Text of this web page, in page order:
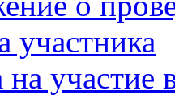
участника
на участие